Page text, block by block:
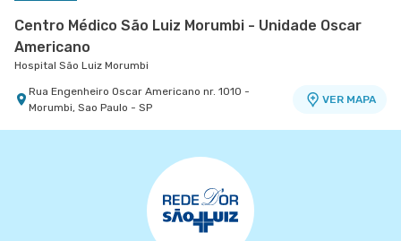
Centro Médico São Luiz Morumbi - Unidade Oscar
Americano
Hospital São Luiz Morumbi
Rua Engenheiro Oscar Americano nr. 1010 -
Morumbi, Sao Paulo - SP
VER MAPA
Centro Médico São Luiz São Caetano - Unidade
Hospital e Maternidade São Luiz São Caetano
Alameda Caulim nr. 115 1° Andar - Ceramica, Sao